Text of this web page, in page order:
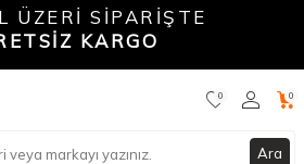
ÜZERİ SİPARİŞTE
KARGO
Ara
0 0